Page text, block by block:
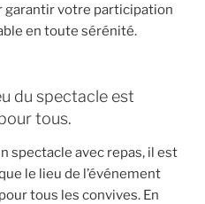
garantir votre participation
en toute sérénité.
du spectacle est
tous.
spectacle avec repas, il est
le lieu de l’événement
tous les convives. En